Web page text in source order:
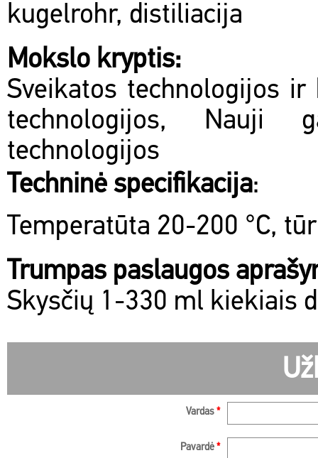
kugelrohr, distiliacija
Mokslo kryptis:
Sveikatos technologijos
technologijos, Nauji
technologijos
Techninė specifikacija:
Temperatūta 20-200 °C,
Trumpas paslaugos
Skysčių 1-330 ml kiekiais
Vardas *
Pavardė *